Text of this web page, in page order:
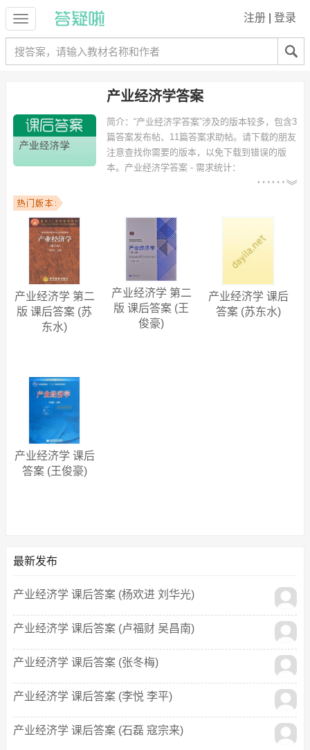
注册 登录
产业经济学答案
简介： “产业经济学答案”涉及的版本较多，包含3
篇答案发布帖、11篇答案求助帖。请下载的朋友
注意查找你需要的版本，以免下载到错误的版
本。 产业经济学答案 - 需求统计：
：国际经济与贸易、工商管理、国际
贸易、经济管理、安全工程、林产化工、飞行器设计与工程、国际金
融、贸易经济、国际会计 等专业。
以下学校的同学下载过
产业经济学答案：广东工业大学华立学院、中国
人民大学、华南理工大学、延边大学、广西大学、山西财经大学、湖南
工业大学科技学院、浙江工商大学、郑州升达大学、上海师范大学 等。
产业经济学 第二
版 课后答案 (苏
东水)
产业经济学 第二
版 课后答案 (王
俊豪)
产业经济学 课后
答案 (苏东水)
产业经济学 课后
答案 (王俊豪)
最新发布
产业经济学 课后答案 (杨欢进 刘华光)
产业经济学 课后答案 (卢福财 吴昌南)
产业经济学 课后答案 (张冬梅)
产业经济学 课后答案 (李悦 李平)
产业经济学 课后答案 (石磊 寇宗来)